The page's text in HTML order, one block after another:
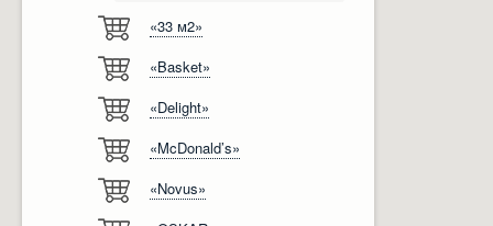
Ліцензії, сертифікати, дипломи
Автоматизація
Модернізація
«33 м2»
«Basket»
«Delight»
«McDonald’s»
«Novus»